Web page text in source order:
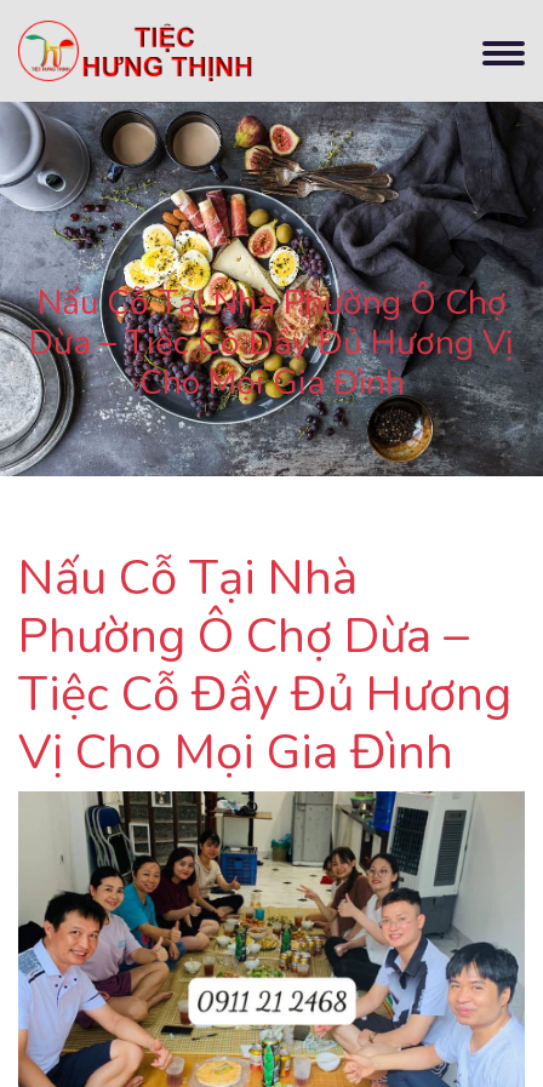
Nấu Cỗ Tại Nhà Phường Ô Chợ
Dừa – Tiệc Cỗ Đầy Đủ Hương Vị
Cho Mọi Gia Đình
Nấu Cỗ Tại Nhà
Phường Ô Chợ Dừa –
Tiệc Cỗ Đầy Đủ Hương
Vị Cho Mọi Gia Đình